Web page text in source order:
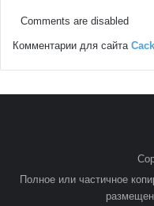
Comments are disabled
Комментарии для сайта Cackl
Полное или частичное